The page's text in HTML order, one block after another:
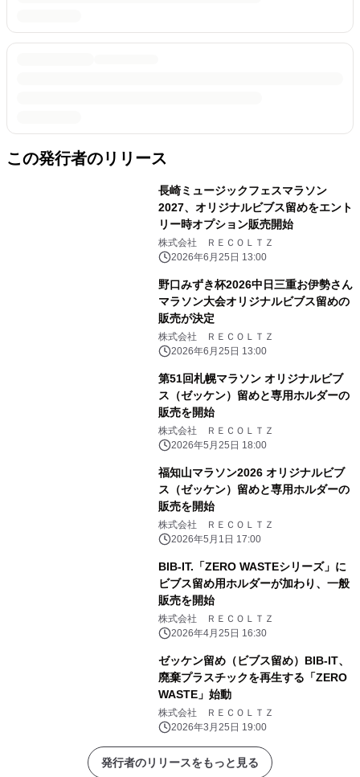
この発行者のリリース
長崎ミュージックフェスマラソン
2027、オリジナルビブス留めをエント
リー時オプション販売開始
株式会社 ＲＥＣＯＬＴＺ
2026年6月25日 13:00
野口みずき杯2026中日三重お伊勢さん
マラソン大会オリジナルビブス留めの
販売が決定
株式会社 ＲＥＣＯＬＴＺ
2026年6月25日 13:00
第51回札幌マラソン オリジナルビブ
ス（ゼッケン）留めと専用ホルダーの
販売を開始
株式会社 ＲＥＣＯＬＴＺ
2026年5月25日 18:00
福知山マラソン2026 オリジナルビブ
ス（ゼッケン）留めと専用ホルダーの
販売を開始
株式会社 ＲＥＣＯＬＴＺ
2026年5月1日 17:00
BIB-IT.「ZERO WASTEシリーズ」に
ビブス留め用ホルダーが加わり、一般
販売を開始
株式会社 ＲＥＣＯＬＴＺ
2026年4月25日 16:30
ゼッケン留め（ビブス留め）BIB-IT、
廃棄プラスチックを再生する「ZERO
WASTE」始動
株式会社 ＲＥＣＯＬＴＺ
2026年3月25日 19:00
発行者のリリースをもっと見る